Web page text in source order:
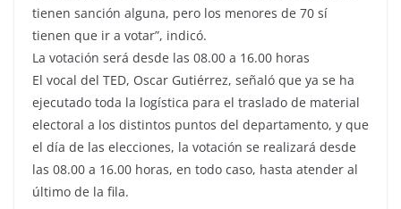
tienen sanción alguna, pero los menores de 70 sí
tienen que ir a votar”, indicó.
La votación será desde las 08.00 a 16.00 horas
El vocal del TED, Oscar Gutiérrez, señaló que ya se ha
ejecutado toda la logística para el traslado de material
electoral a los distintos puntos del departamento, y que
el día de las elecciones, la votación se realizará desde
las 08.00 a 16.00 horas, en todo caso, hasta atender al
último de la fila.